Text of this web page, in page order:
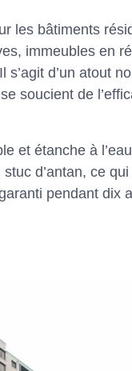
les bâtiments
immeubles en
d’un atout
soucient de
et étanche à
d’antan, ce
pendant dix